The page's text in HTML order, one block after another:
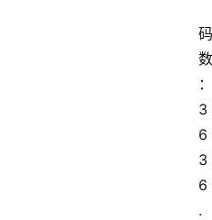
码
数
：
3
6
3
6
.